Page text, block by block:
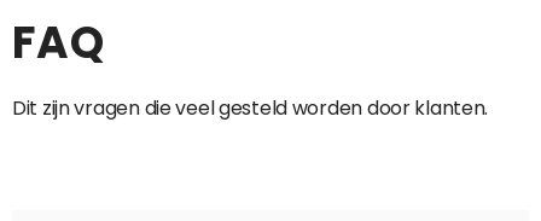
FAQ
Dit zijn vragen die veel gesteld worden door klanten.